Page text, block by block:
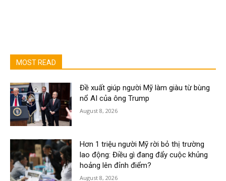
MOST READ
Đề xuất giúp người Mỹ làm giàu từ bùng
nổ AI của ông Trump
August 8, 2026
Hơn 1 triệu người Mỹ rời bỏ thị trường
lao động: Điều gì đang đẩy cuộc khủng
hoảng lên đỉnh điểm?
August 8, 2026